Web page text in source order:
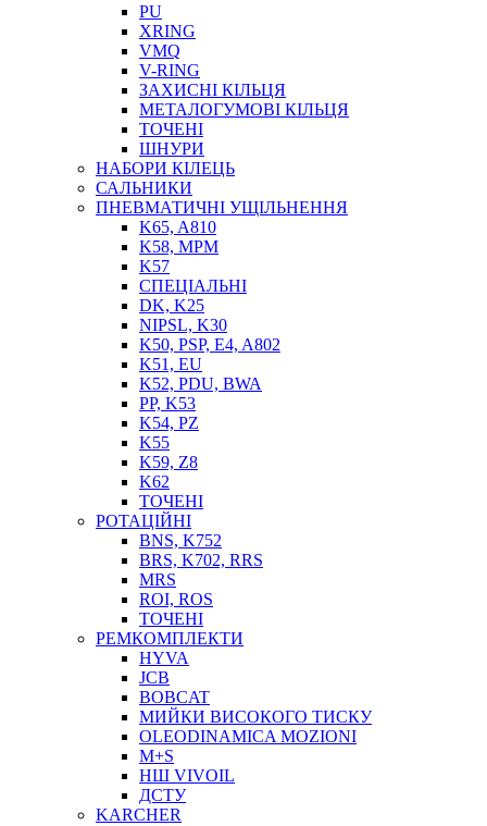
ПІСТОЛЕТИ
НАСОСИ ТА ПОМПИ
НАГНІТАЧІ
МУФТИ (НАСАДКИ) ДЛЯ ШПРИЦІВ
МАСЛЯНКИ, ЛІЙКИ
ПРЕС-МАСЛЯНКИ
ШЛАНГИ, ТРУБКИ
ШПРИЦИ МАСТИЛЬНІ
ТОСОЛ, АНТИФРИЗ
ОЛИВА-ПАЛИВО
ПОВІТРЯ-ВОДА
ДЛЯ ЗВАРЮВАННЯ
НАПІРНО-ВСМОКТУЮЧІ
ФІЛЬТРИ ДЛЯ ПАЛЬНОГО
ПІДДОНИ ДЛЯ БОЧОК
PU
XRING
VMQ
V-RING
ЗАХИСНІ КІЛЬЦЯ
МЕТАЛОГУМОВІ КІЛЬЦЯ
ТОЧЕНІ
ШНУРИ
НАБОРИ КІЛЕЦЬ
САЛЬНИКИ
ПНЕВМАТИЧНІ УЩІЛЬНЕННЯ
K65, A810
K58, MPM
K57
СПЕЦІАЛЬНІ
DK, K25
NIPSL, K30
K50, PSP, E4, A802
K51, EU
K52, PDU, BWA
PP, K53
K54, PZ
K55
K59, Z8
K62
ТОЧЕНІ
РОТАЦІЙНІ
BNS, K752
BRS, K702, RRS
MRS
ROI, ROS
ТОЧЕНІ
РЕМКОМПЛЕКТИ
HYVA
JCB
BOBCAT
МИЙКИ ВИСОКОГО ТИСКУ
OLEODINAMICA MOZIONI
M+S
НШ VIVOIL
ДСТУ
KARCHER